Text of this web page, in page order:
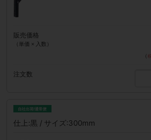
販売価格
（単価 × 入数）
（
注文数
自社出荷/通常便
仕上:黒 / サイズ:300mm